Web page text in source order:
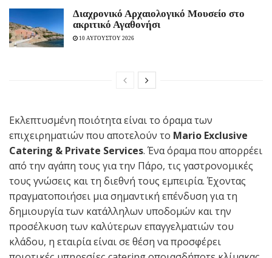
Διαχρονικό Αρχαιολογικό Μουσείο στο
ακριτικό Αγαθονήσι
10 ΑΥΓΟΥΣΤΟΥ 2026
Εκλεπτυσμένη ποιότητα είναι το όραμα των
επιχειρηματιών που αποτελούν το Mario Exclusive
Catering & Private Services. Ένα όραμα που απορρέει
από την αγάπη τους για την Πάρο, τις γαστρονομικές
τους γνώσεις και τη διεθνή τους εμπειρία. Έχοντας
πραγματοποιήσει μια σημαντική επένδυση για τη
δημιουργία των κατάλληλων υποδομών και την
προσέλκυση των καλύτερων επαγγελματιών του
κλάδου, η εταιρία είναι σε θέση να προσφέρει